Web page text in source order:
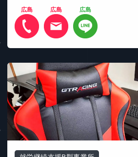
広島 広島 広島